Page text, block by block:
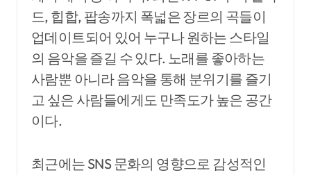
드, 힙합, 팝송까지 폭넓은 장르의 곡들이
업데이트되어 있어 누구나 원하는 스타일
의 음악을 즐길 수 있다. 노래를 좋아하는
사람뿐 아니라 음악을 통해 분위기를 즐기
고 싶은 사람들에게도 만족도가 높은 공간
이다.
최근에는 SNS 문화의 영향으로 감성적인